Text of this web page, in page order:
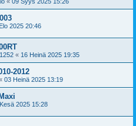
2025 20:46
« 16 Heinä 2025 19:35
2012
03 Heinä 2025 13:19
2025 15:28